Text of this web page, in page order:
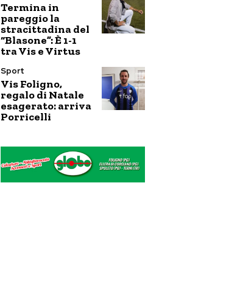
Termina in
pareggio la
stracittadina del
“Blasone”: È 1-1
tra Vis e Virtus
Sport
Vis Foligno,
regalo di Natale
esagerato: arriva
Porricelli